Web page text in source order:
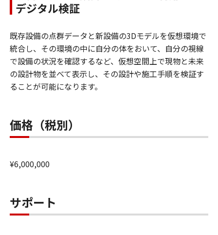
デジタル検証
既存設備の点群データと新設備の3Dモデルを仮想環境で
統合し、その環境の中に自分の体をおいて、自分の視線
で設備の状況を確認するなど、仮想空間上で現物と未来
の設計物を並べて表示し、その設計や施工手順を検証す
ることが可能になります。
価格（税別）
¥6,000,000
サポート